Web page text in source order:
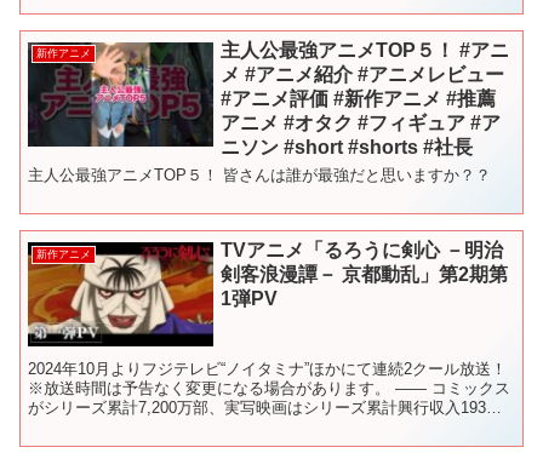
新作アニメ
主人公最強アニメTOP５！ #アニ
メ #アニメ紹介 #アニメレビュー
#アニメ評価 #新作アニメ #推薦
アニメ #オタク #フィギュア #ア
ニソン #short #shorts #社長
主人公最強アニメTOP５！ 皆さんは誰が最強だと思いますか？？
新作アニメ
TVアニメ「るろうに剣心 －明治
剣客浪漫譚－ 京都動乱」第2期第
1弾PV
2024年10月よりフジテレビ“ノイタミナ”ほかにて連続2クール放送！
※放送時間は予告なく変更になる場合があります。 ―― コミックス
がシリーズ累計7,200万部、実写映画はシリーズ累計興行収入193億